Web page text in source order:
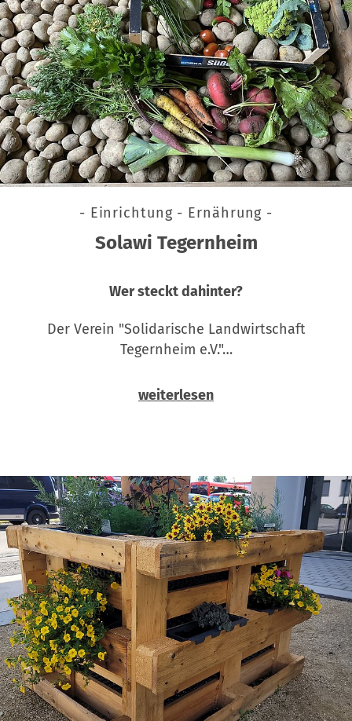
- Einrichtung - Ernährung -
Solawi Tegernheim
Wer steckt dahinter?
Der Verein "Solidarische Landwirtschaft
Tegernheim e.V."…
weiterlesen